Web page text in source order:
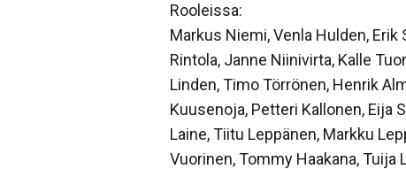
Rooleissa:
Markus Niemi, Venla Hulden, Erik
Rintola, Janne Niinivirta, Kalle
Linden, Timo Törrönen, Henrik
Kuusenoja, Petteri Kallonen, Eija
Laine, Tiitu Leppänen, Markku
Vuorinen, Tommy Haakana, Tuija